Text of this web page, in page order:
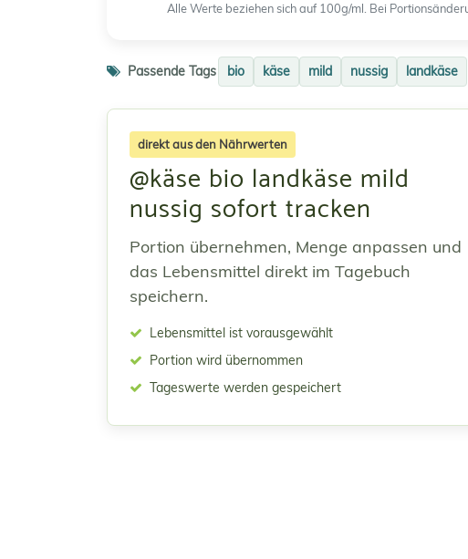
Alle Werte beziehen sich auf 100g/ml. Bei
Passende Tags bio käse mild nussig landkäse
direkt aus den Nährwerten
@käse bio landkäse mild
nussig sofort tracken
Portion übernehmen, Menge anpassen und
das Lebensmittel direkt im Tagebuch
speichern.
Lebensmittel ist vorausgewählt
Portion wird übernommen
Tageswerte werden gespeichert